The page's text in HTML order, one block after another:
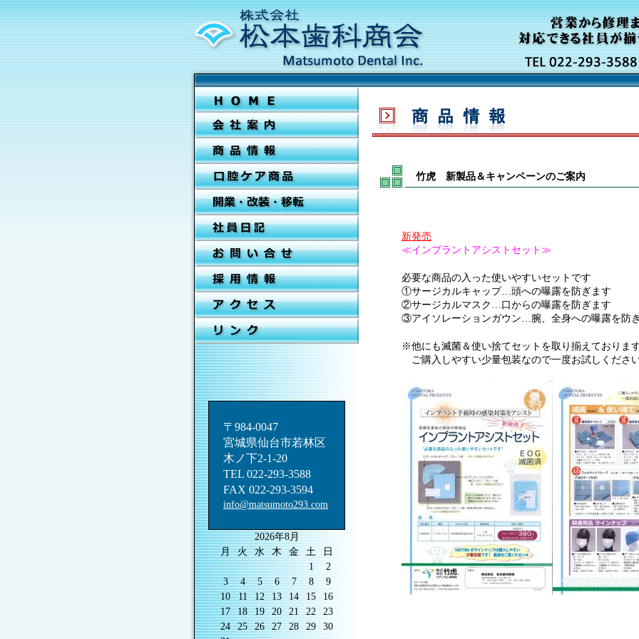
〒984-0047
宮城県仙台市若林区
木ノ下2-1-20
TEL 022-293-3588
FAX 022-293-3594
info@matsumoto293.com
2026年8月
月
火 水 木 金 土
日
1
2
3
4 5 6 7 8
9
10
11 12 13 14 15
16
17
18 19 20 21 22
23
24
25 26 27 28 29
30
竹虎 新製品＆キャンペーンのご案内
新発売
≪インプラントアシストセット≫
必要な商品の入った使いやすいセットです
①サージカルキャップ…頭への曝露を防ぎます
②サージカルマスク…口からの曝露を防ぎます
③アイソレーションガウン…腕、全身への曝露を防
※他にも滅菌＆使い捨てセットを取り揃えておりま
ご購入しやすい少量包装なので一度お試しくださ